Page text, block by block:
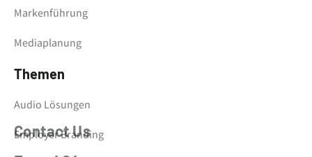
Markenführung
Mediaplanung
Themen
Audio Lösungen
Contact Us
Employer Branding